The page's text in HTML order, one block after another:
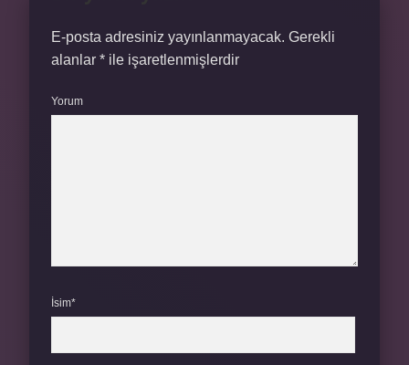
E-posta adresiniz yayınlanmayacak. Gerekli
alanlar * ile işaretlenmişlerdir
Yorum
İsim*